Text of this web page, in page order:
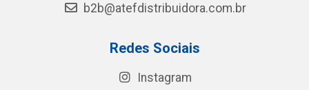
b2b@atefdistribuidora.com.br
Redes Sociais
Instagram